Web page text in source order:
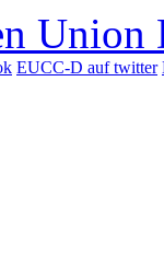
Union
EUCC-D auf twitter